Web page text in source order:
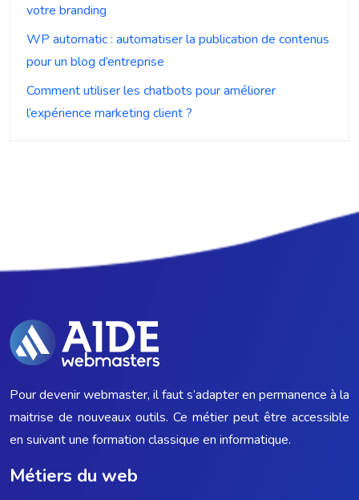
votre branding
WP automatic : automatiser la publication de contenus
pour un blog d’entreprise
Comment utiliser les chatbots pour améliorer
l’expérience marketing client ?
Pour devenir webmaster, il faut s’adapter en permanence à la
maitrise de nouveaux outils. Ce métier peut être accessible
en suivant une formation classique en informatique.
Métiers du web